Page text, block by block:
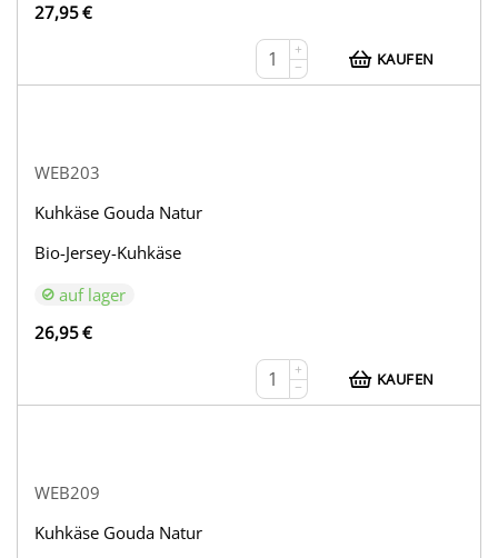
27,95€
+
−
KAUFEN
WEB203
Kuhkäse Gouda Natur
Bio-Jersey-Kuhkäse
auf lager
26,95€
+
−
KAUFEN
WEB209
Kuhkäse Gouda Natur